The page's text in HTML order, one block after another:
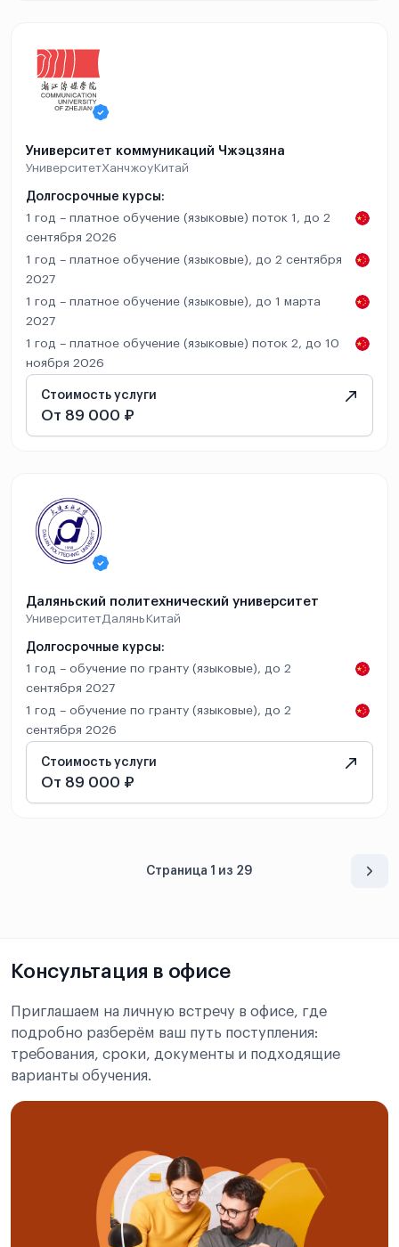
Университет коммуникаций Чжэцзяна
УниверситетХанчжоу Китай
Долгосрочные курсы:
1 год – платное обучение (языковые) поток 1, до 2
сентября 2026
1 год – платное обучение (языковые), до 2 сентября
2027
1 год – платное обучение (языковые), до 1 марта
2027
1 год – платное обучение (языковые) поток 2, до 10
ноября 2026
Стоимость услуги
От 89 000 ₽
Даляньский политехнический университет
УниверситетДалянь Китай
Долгосрочные курсы:
1 год – обучение по гранту (языковые), до 2
сентября 2027
1 год – обучение по гранту (языковые), до 2
сентября 2026
Стоимость услуги
От 89 000 ₽
Страница 1 из 29
Консультация в офисе
Приглашаем на личную встречу в офисе, где
подробно разберём ваш путь поступления:
требования, сроки, документы и подходящие
варианты обучения.